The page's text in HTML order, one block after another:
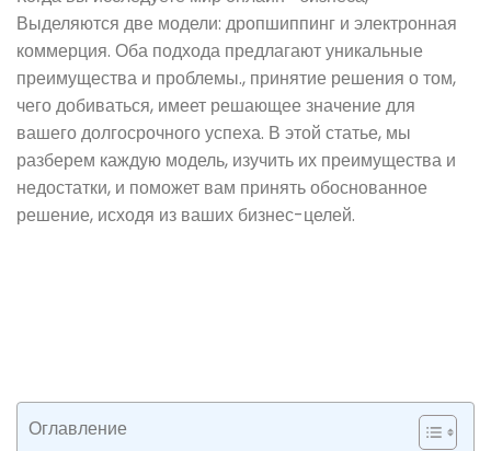
Выделяются две модели: дропшиппинг и электронная
коммерция. Оба подхода предлагают уникальные
преимущества и проблемы., принятие решения о том,
чего добиваться, имеет решающее значение для
вашего долгосрочного успеха. В этой статье, мы
разберем каждую модель, изучить их преимущества и
недостатки, и поможет вам принять обоснованное
решение, исходя из ваших бизнес-целей.
Оглавление